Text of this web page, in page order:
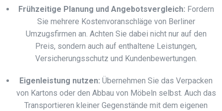
Frühzeitige Planung und Angebotsvergleich: Fordern
Sie mehrere Kostenvoranschläge von Berliner
Umzugsfirmen an. Achten Sie dabei nicht nur auf den
Preis, sondern auch auf enthaltene Leistungen,
Versicherungsschutz und Kundenbewertungen.
Eigenleistung nutzen: Übernehmen Sie das Verpacken
von Kartons oder den Abbau von Möbeln selbst. Auch das
Transportieren kleiner Gegenstände mit dem eigenen